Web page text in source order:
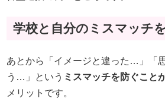
学校と自分のミスマッチ
あとから「イメージと違った…」「
う…」という ミスマッチを防ぐこと
メリットです。